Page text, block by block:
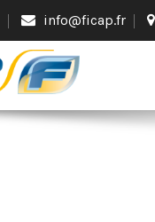
info@ficap.fr